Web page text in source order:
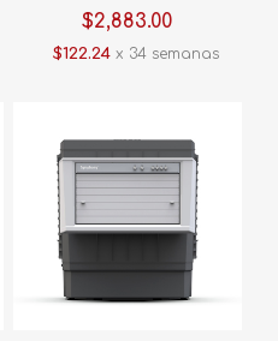
$2,883.00
$122.24 x 34 semanas